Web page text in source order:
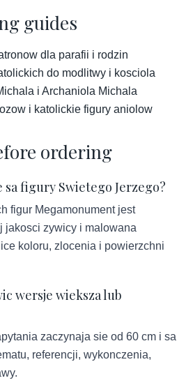
guides
dla parafii i rodzin
do modlitwy i kosciola
i Archaniola Michala
i katolickie figury aniolow
ordering
sa figury Swietego Jerzego?
figur Megamonument jest
jakosci zywicy i malowana
koloru, zlocenia i powierzchni
wersje wieksza lub
zaczynaja sie od 60 cm i sa
referencji, wykonczenia,